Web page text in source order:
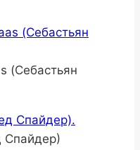
(Себастьян
Спайдер)